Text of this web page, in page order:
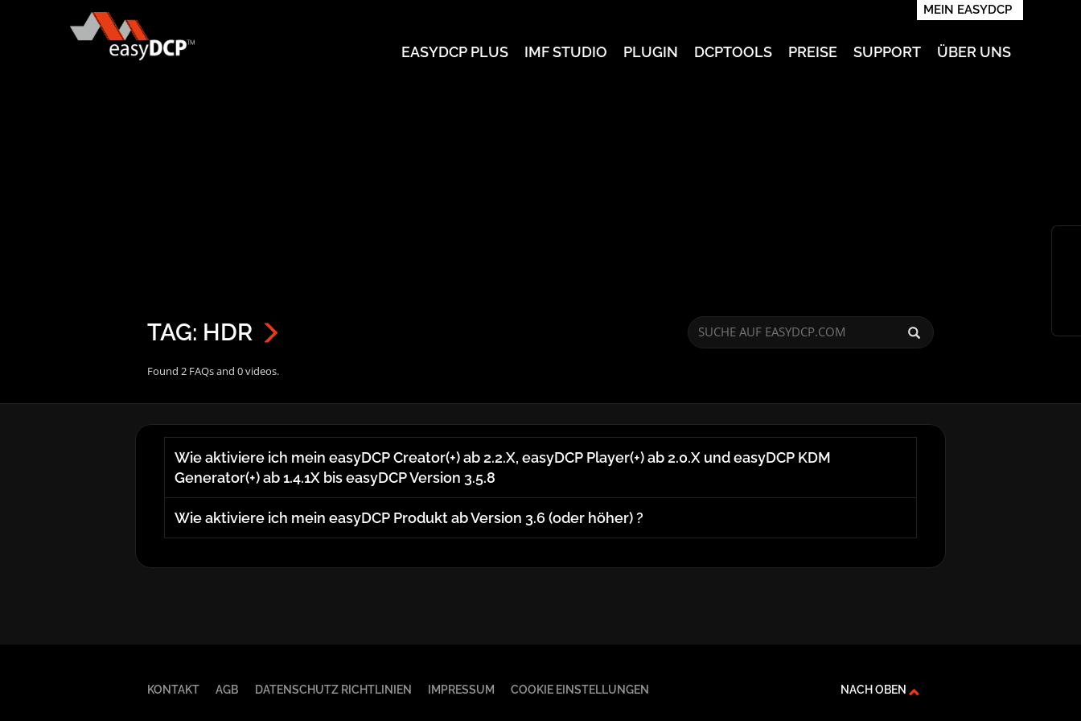
MEIN EASYDCP
EASYDCP PLUS IMF STUDIO PLUGIN DCPTOOLS PREISE SUPPORT ÜBER UNS
TAG: HDR
Found 2 FAQs and 0 videos.
Wie aktiviere ich mein easyDCP Creator(+) ab 2.2.X, easyDCP Player(+) ab 2.0.X und easyDCP KDM
Generator(+) ab 1.4.1X bis easyDCP Version 3.5.8
Wie aktiviere ich mein easyDCP Produkt ab Version 3.6 (oder höher) ?
KONTAKT AGB DATENSCHUTZ RICHTLINIEN IMPRESSUM COOKIE EINSTELLUNGEN NACH OBEN